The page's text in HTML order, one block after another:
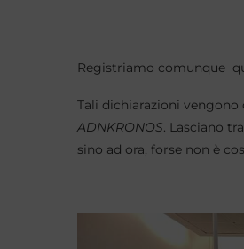
Registriamo comunque
Tali dichiarazioni vengono
ADNKRONOS. Lasciano
sino ad ora, forse non è